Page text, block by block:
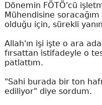
Dönemin FÖTÖ'cü
Mühendisine
olduğu için, sürekli
Allah'ın işi işte o ara
fırsattan istifadeyle o
patlattım.
"Sahi burada bir ton
ediliyor" diye sordum.